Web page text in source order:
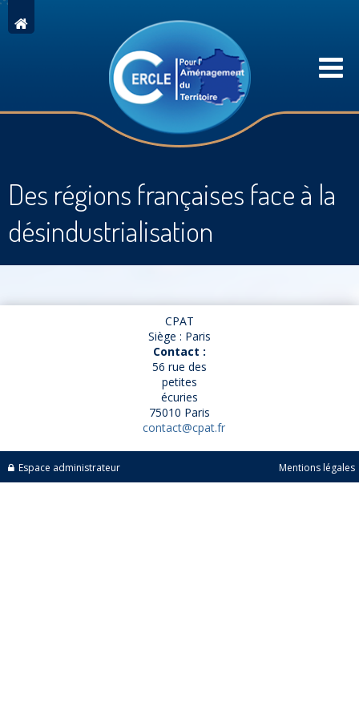
Des régions françaises face à la
désindustrialisation
CPAT
Siège : Paris
Contact :
56 rue des
petites
écuries
75010 Paris
contact@cpat.fr
Espace administrateur Mentions légales